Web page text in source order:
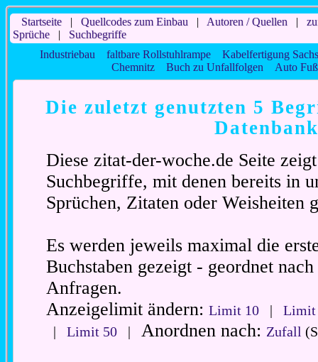
Startseite| Quellcodes zum Einbau | Autoren / Quellen |
Sprüche| Suchbegriffe
Industriebau
faltbare Rollstuhlrampe
Kabelfertigung
Chemnitz
Buch zu Unfallfolgen Auto
Die zuletzt genutzten 5
Datenbank
Diese zitat-der-woche.de Seite
Suchbegriffe, mit denen bereits in
Sprüchen, Zitaten oder Weisheiten
Es werden jeweils maximal die
Buchstaben gezeigt - geordnet
Anfragen.
Anzeigelimit ändern:Limit 10 |Limit
|Limit 50 | Anordnen nach: Zufall